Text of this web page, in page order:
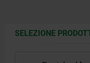
SELEZIONE